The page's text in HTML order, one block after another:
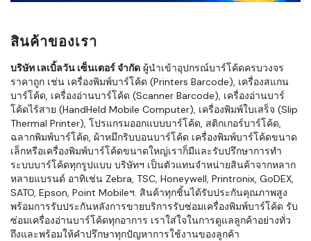
สินค้าของเรา
บริษัท เลเบิ้ลวัน เซ็นเตอร์ จำกัด ผู้นำเข้าอุปกรณ์บาร์โค้ดครบวงจร
ราคาถูก เช่น เครื่องพิมพ์บาร์โค้ด (Printers Barcode), เครื่องสแกน
บาร์โค้ด, เครื่องอ่านบาร์โค้ด (Scanner Barcode), เครื่องอ่านบาร์
โค้ดไร้สาย (HandHeld Mobile Computer), เครื่องพิมพ์ใบเสร็จ (Slip
Thermal Printer), โปรแกรมออกแบบบาร์โค้ด, สติกเกอร์บาร์โค้ด,
ฉลากพิมพ์บาร์โค้ด, ผ้าหมึกริบบอนบาร์โค้ด เครื่องพิมพ์บาร์โค้ดขนาด
เล็กหรือเครื่องพิมพ์บาร์โค้ดขนาดใหญ่เราก็มีและรับปรึกษาการทำ
ระบบบาร์โค้ดทุกรูปแบบ บริษัทฯ เป็นตัวแทนจำหน่ายสินค้าจากหลาก
หลายแบรนด์ อาทิเช่น Zebra, TSC, Honeywell, Printronix, GoDEX,
SATO, Epson, Point Mobileฯ. สินค้าทุกชิ้นได้รับประกันคุณภาพสูง
พร้อมการรับประกันหลังการขายบริการรับซ่อมเครื่องพิมพ์บาร์โค้ด รับ
ซ่อมเครื่องอ่านบาร์โค้ดทุกอาการ เราใส่ใจในการดูแลลูกค้าอย่างทั่ว
ถึงและพร้อมให้คำปรึกษาทุกปัญหาการใช้งานของลูกค้า